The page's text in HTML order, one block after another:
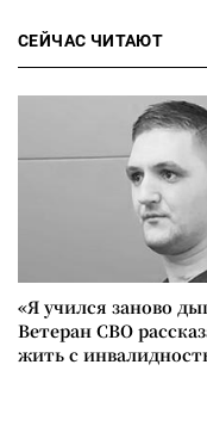
СЕЙЧАС ЧИТАЮТ
«Я учился заново
Ветеран СВО
жить с